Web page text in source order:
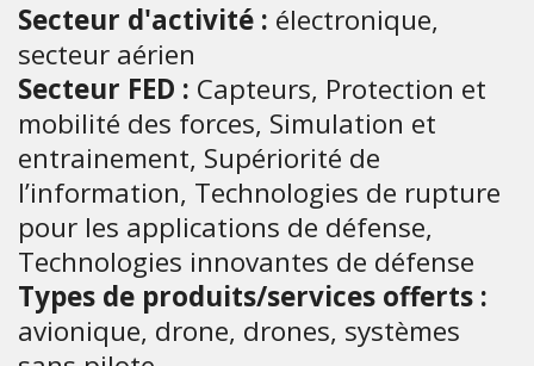
Secteur d'activité : électronique,
secteur aérien
Secteur FED : Capteurs, Protection et
mobilité des forces, Simulation et
entrainement, Supériorité de
l’information, Technologies de rupture
pour les applications de défense,
Technologies innovantes de défense
Types de produits/services offerts :
avionique, drone, drones, systèmes